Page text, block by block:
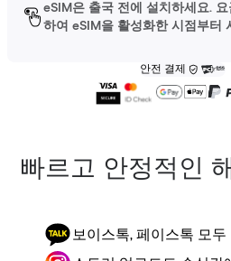
eSIM은 출국 전에 설치하세요.
하여 eSIM을 활성화한 시점부터
안전 결제
빠르고 안정적인
보이스톡, 페이스톡 모두